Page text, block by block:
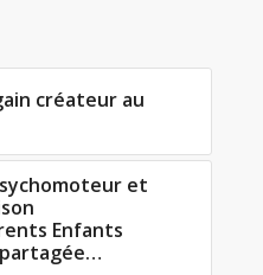
créateur au
et
Enfants
partagée…